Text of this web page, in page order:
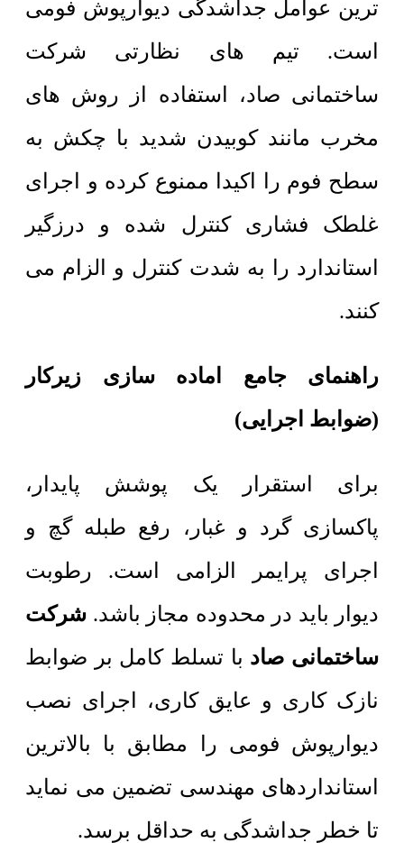
ترین عوامل جداشدگی دیوارپوش فومی
است. تیم های نظارتی شرکت
ساختمانی صاد، استفاده از روش های
مخرب مانند کوبیدن شدید با چکش به
سطح فوم را اکیدا ممنوع کرده و اجرای
غلطک فشاری کنترل شده و درزگیر
استاندارد را به شدت کنترل و الزام می
کنند.
راهنمای جامع اماده سازی زیرکار
(ضوابط اجرایی)
برای استقرار یک پوشش پایدار،
پاکسازی گرد و غبار، رفع طبله گچ و
اجرای پرایمر الزامی است. رطوبت
دیوار باید در محدوده مجاز باشد. شرکت
ساختمانی صاد با تسلط کامل بر ضوابط
نازک کاری و عایق کاری، اجرای نصب
دیوارپوش فومی را مطابق با بالاترین
استانداردهای مهندسی تضمین می نماید
تا خطر جداشدگی به حداقل برسد.